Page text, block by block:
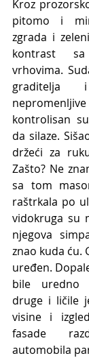
Kroz
pitomo i
zgrada i
kontrast
vrhovima.
graditelja
kontrolisan
da silaze.
držeći za
Zašto? Ne
sa tom
raštrkala po
vidokruga su
njegova
znao kuda ću.
uređen.
bile uredno
druge i ličile
visine i
fasade
automobila